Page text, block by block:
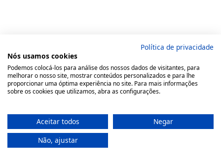
Política de privacidade
Nós usamos cookies
Podemos colocá-los para análise dos nossos dados de visitantes, para
melhorar o nosso site, mostrar conteúdos personalizados e para lhe
proporcionar uma óptima experiência no site. Para mais informações
sobre os cookies que utilizamos, abra as configurações.
Aceitar todos
Negar
Não, ajustar